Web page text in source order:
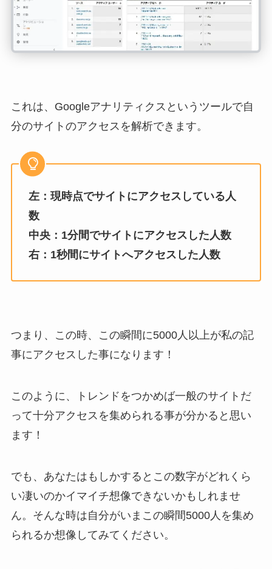
これは、Googleアナリティクスというツールで自
分のサイトのアクセスを解析できます。
左：現時点でサイトにアクセスしている人
数
中央：1分間でサイトにアクセスした人数
右：1秒間にサイトへアクセスした人数
つまり、この時、この瞬間に5000人以上が私の記
事にアクセスした事になります！
このように、トレンドをつかめば一般のサイトだ
って十分アクセスを集められる事が分かると思い
ます！
でも、あなたはもしかするとこの数字がどれくら
い凄いのかイマイチ想像できないかもしれませ
ん。そんな時は自分がいまこの瞬間5000人を集め
られるか想像してみてください。